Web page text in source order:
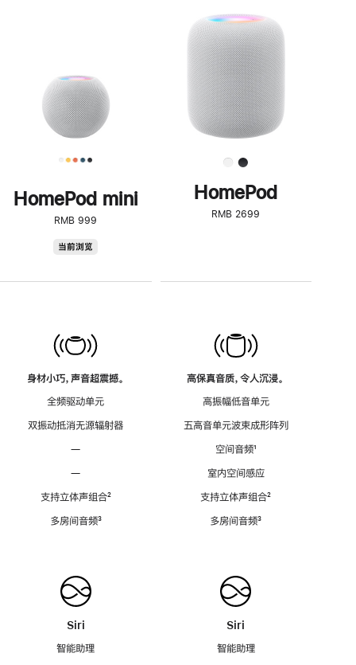
HomePod mini
RMB 999
当前浏览
身材小巧，声音超震撼。
全频驱动单元
双振动抵消无源辐射器
—
—
支持立体声组合脚
²
多房间音频脚
³
Siri
智能助理
步
了
解
HomePod<
HomePod
RMB 2699
高保真音质，令人沉浸。
高振幅低音单元
五高音单元波束成形阵列
空间音频脚
¹
室内空间感应
支持立体声组合脚
²
多房间音频脚
³
Siri
智能助理